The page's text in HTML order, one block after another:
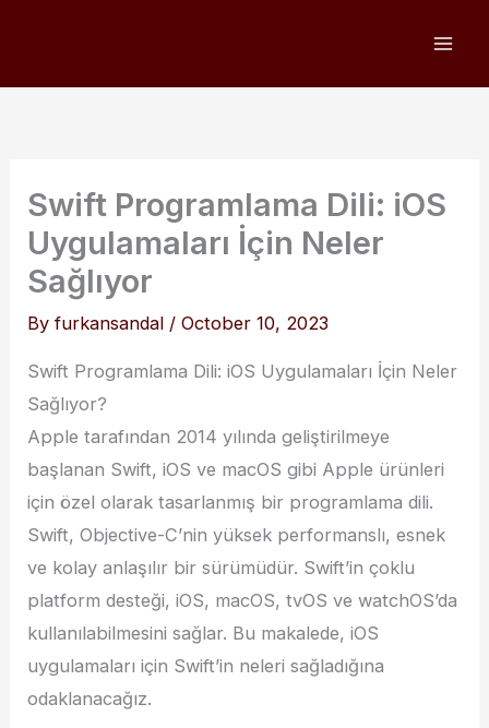
Swift Programlama Dili: iOS
Uygulamaları İçin Neler
Sağlıyor
Byfurkansandal /October 10, 2023
Swift Programlama Dili: iOS Uygulamaları İçin Neler
Sağlıyor?
Apple tarafından 2014 yılında geliştirilmeye
başlanan Swift, iOS ve macOS gibi Apple ürünleri
için özel olarak tasarlanmış bir programlama dili.
Swift, Objective-C’nin yüksek performanslı, esnek
ve kolay anlaşılır bir sürümüdür. Swift’in çoklu
platform desteği, iOS, macOS, tvOS ve watchOS’da
kullanılabilmesini sağlar. Bu makalede, iOS
uygulamaları için Swift’in neleri sağladığına
odaklanacağız.